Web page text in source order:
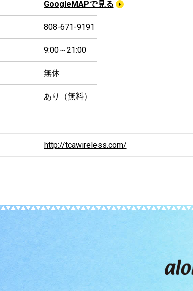
GoogleMAPで見る
808-671-9191
9:00～21:00
無休
あり（無料）
http://tcawireless.com/